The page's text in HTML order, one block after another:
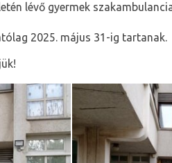
lévő gyermek
2025. május 31-ig tartanak.